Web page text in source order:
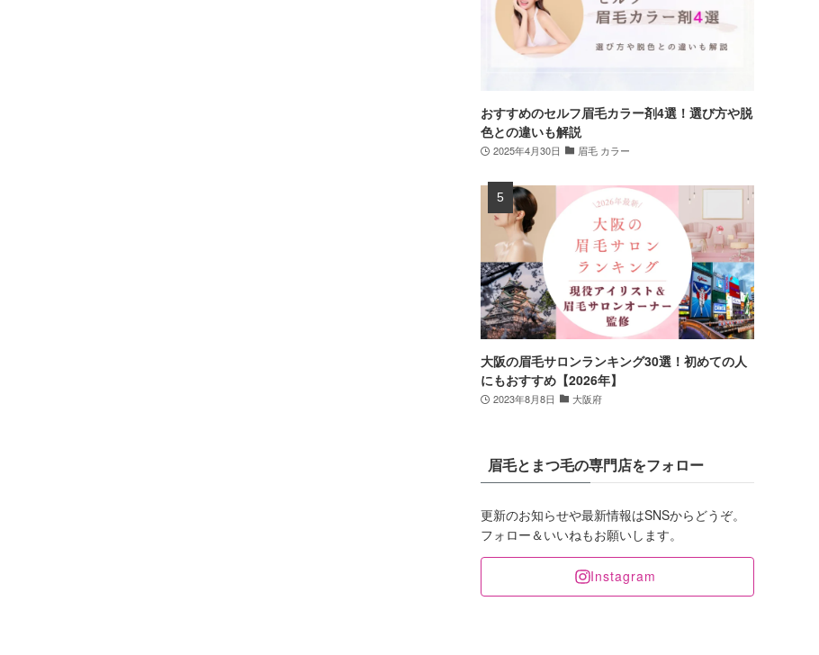
おすすめのセルフ眉毛カラー剤4選！選び方や脱
色との違いも解説
2025年4月30日 眉毛 カラー
大阪の眉毛サロンランキング30選！初めての人
にもおすすめ【2026年】
2023年8月8日 大阪府
眉毛とまつ毛の専門店をフォロー
更新のお知らせや最新情報はSNSからどうぞ。
フォロー＆いいねもお願いします。
Instagram